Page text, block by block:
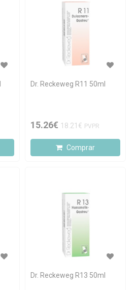
Dr. Reckeweg R11 50ml
15.26€ 18.21€ PVPR
Comprar
Dr. Reckeweg R13 50ml